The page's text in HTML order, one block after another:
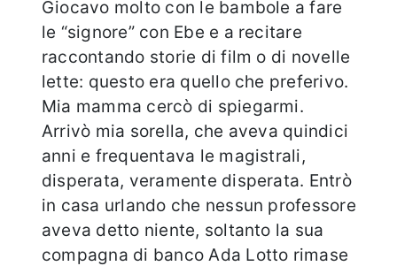
Giocavo molto con le bambole a fare
le “signore” con Ebe e a recitare
raccontando storie di film o di novelle
lette: questo era quello che preferivo.
Mia mamma cercò di spiegarmi.
Arrivò mia sorella, che aveva quindici
anni e frequentava le magistrali,
disperata, veramente disperata. Entrò
in casa urlando che nessun professore
aveva detto niente, soltanto la sua
compagna di banco Ada Lotto rimase